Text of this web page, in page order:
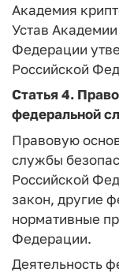
Академия
Устав
Федерации
Российской
Статья 4.
федеральной
Правовую
службы
Российской
закон, другие
нормативные
Федерации.
Деятельность